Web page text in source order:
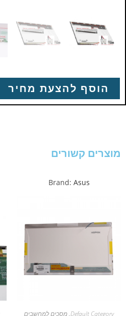
הוסף להצעת מחיר
מוצרים קשורים
Brand: Asus
Default Category
,מסכים למחשבים